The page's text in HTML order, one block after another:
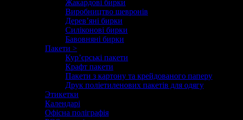
Жакардові бирки
Виробництво шевронів
Дерев’яні бирки
Силіконові бирки
Бавовняні бирки
Пакети >
Кур’єрські пакети
Крафт пакети
Пакети з картону та крейдованого паперу
Друк поліетиленових пакетів для одягу
Этикетки
Календарі
Офісна поліграфія